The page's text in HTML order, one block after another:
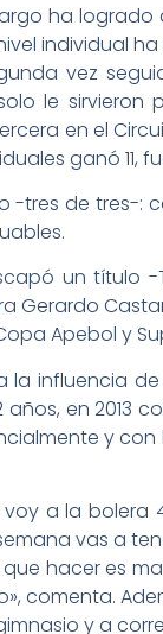
ha
individual
vez
le
en el
ganó 11,
-tres de tres-
un título
Gerardo
Apebol y
influencia
en 2013
y
voy a la
vas a
hacer es
comenta.
y a